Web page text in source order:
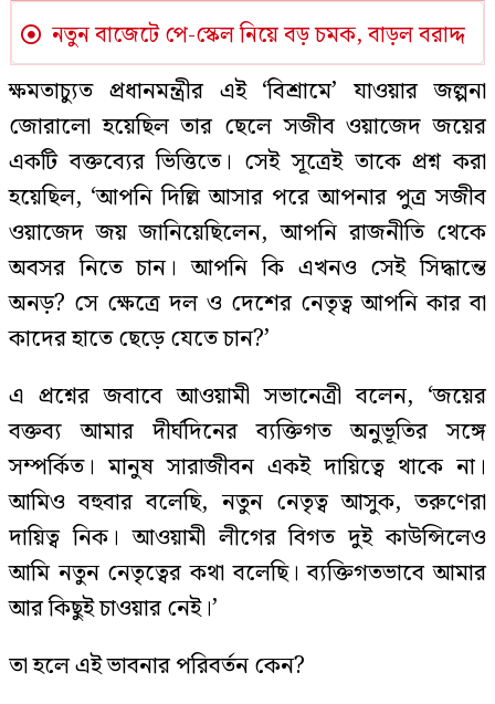
নতুন বাজেটে পে-স্কেল নিয়ে বড় চমক, বাড়ল বরাদ্দ
ক্ষমতাচ্যুত প্রধানমন্ত্রীর এই ‘বিশ্রামে’ যাওয়ার জল্পনা
জোরালো হয়েছিল তার ছেলে সজীব ওয়াজেদ জয়ের
একটি বক্তব্যের ভিত্তিতে। সেই সূত্রেই তাকে প্রশ্ন করা
হয়েছিল, ‘আপনি দিল্লি আসার পরে আপনার পুত্র সজীব
ওয়াজেদ জয় জানিয়েছিলেন, আপনি রাজনীতি থেকে
অবসর নিতে চান। আপনি কি এখনও সেই সিদ্ধান্তে
অনড়? সে ক্ষেত্রে দল ও দেশের নেতৃত্ব আপনি কার বা
কাদের হাতে ছেড়ে যেতে চান?’
এ প্রশ্নের জবাবে আওয়ামী সভানেত্রী বলেন, ‘জয়ের
বক্তব্য আমার দীর্ঘদিনের ব্যক্তিগত অনুভূতির সঙ্গে
সম্পর্কিত। মানুষ সারাজীবন একই দায়িত্বে থাকে না।
আমিও বহুবার বলেছি, নতুন নেতৃত্ব আসুক, তরুণেরা
দায়িত্ব নিক। আওয়ামী লীগের বিগত দুই কাউন্সিলেও
আমি নতুন নেতৃত্বের কথা বলেছি। ব্যক্তিগতভাবে আমার
আর কিছুই চাওয়ার নেই।’
তা হলে এই ভাবনার পরিবর্তন কেন?